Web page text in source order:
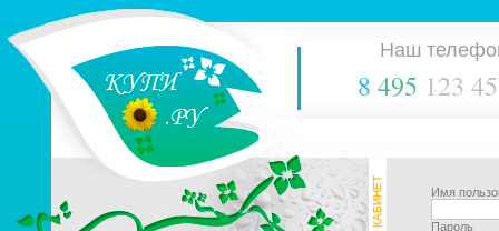
Наш
8 495 123
Имя
Пароль